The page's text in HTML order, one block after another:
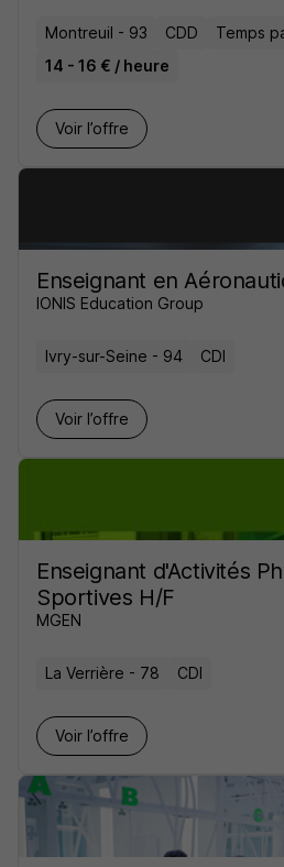
Montreuil - 93 CDD
Temps
14 - 16 € / heure
Voir l’offre
Enseignant en
IONIS Education Group
Ivry-sur-Seine - 94 CDI
Voir l’offre
Enseignant d'Activités
Sportives H/F
MGEN
La Verrière - 78 CDI
Voir l’offre